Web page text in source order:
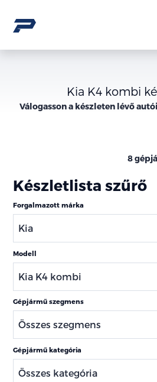
Kia K4 kombi
Válogasson a készleten lévő
8
Készletlista szűrő
Forgalmazott márka
Modell
Gépjármű szegmens
Gépjármű kategória